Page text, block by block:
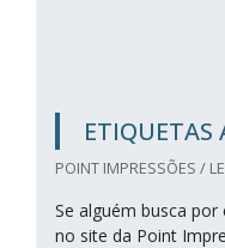
ETIQUETAS
POINT IMPRESSÕES /
Se alguém busca
no site da Point